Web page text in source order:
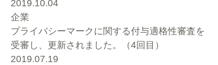
2019.10.04
企業
プライバシーマークに関する付与適格性審査を
受審し、更新されました。（4回目）
2019.07.19